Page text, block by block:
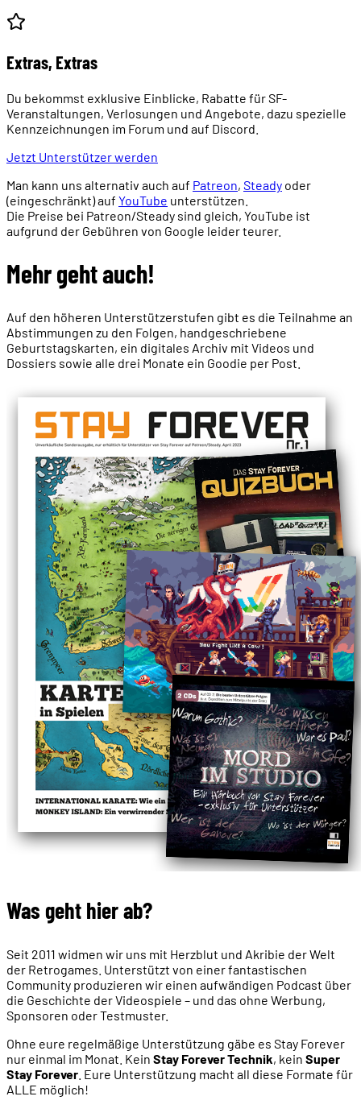
Extras, Extras
Du bekommst exklusive Einblicke, Rabatte für SF-
Veranstaltungen, Verlosungen und Angebote, dazu spezielle
Kennzeichnungen im Forum und auf Discord.
Jetzt Unterstützer werden
Man kann uns alternativ auch auf Patreon, Steady oder
(eingeschränkt) auf YouTube unterstützen.
Die Preise bei Patreon/Steady sind gleich, YouTube ist
aufgrund der Gebühren von Google leider teurer.
Mehr geht auch!
Auf den höheren Unterstützerstufen gibt es die Teilnahme an
Abstimmungen zu den Folgen, handgeschriebene
Geburtstagskarten, ein digitales Archiv mit Videos und
Dossiers sowie alle drei Monate ein Goodie per Post.
Was geht hier ab?
Seit 2011 widmen wir uns mit Herzblut und Akribie der Welt
der Retrogames. Unterstützt von einer fantastischen
Community produzieren wir einen aufwändigen Podcast über
die Geschichte der Videospiele – und das ohne Werbung,
Sponsoren oder Testmuster.
Ohne eure regelmäßige Unterstützung gäbe es Stay Forever
nur einmal im Monat. Kein Stay Forever Technik, kein Super
Stay Forever . Eure Unterstützung macht all diese Formate für
ALLE möglich!